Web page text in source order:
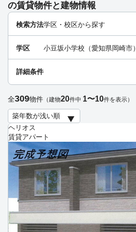
の賃貸物件と建物情報
ヘリオス
賃貸アパート
検索方法学区・校区から探す
学区 小豆坂小学校（愛知県岡崎市）
詳細条件
全309物件 （建物20件中 1〜10件を表示）